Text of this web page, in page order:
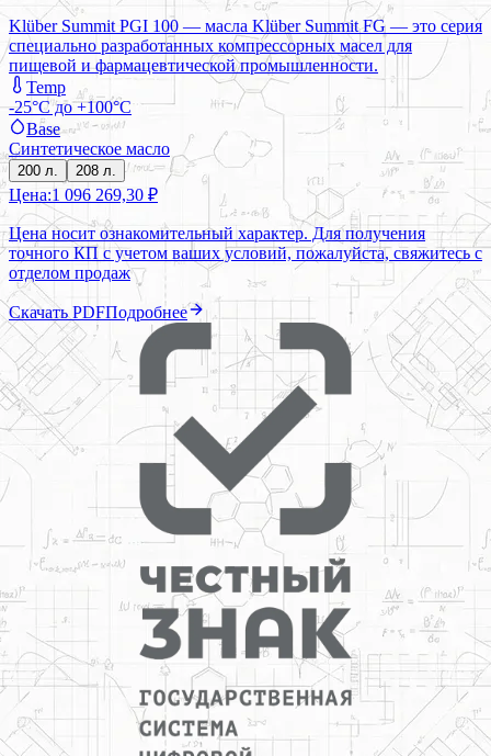
Klüber Summit PGI 100 — масла Klüber Summit FG — это серия
специально разработанных компрессорных масел для
пищевой и фармацевтической промышленности.
Temp
-25°C до +100°C
Base
Синтетическое масло
200 л. 208 л.
Цена:1 096 269,30 ₽
Цена носит ознакомительный характер. Для получения
точного КП с учетом ваших условий, пожалуйста, свяжитесь с
отделом продаж
Скачать PDFПодробнее